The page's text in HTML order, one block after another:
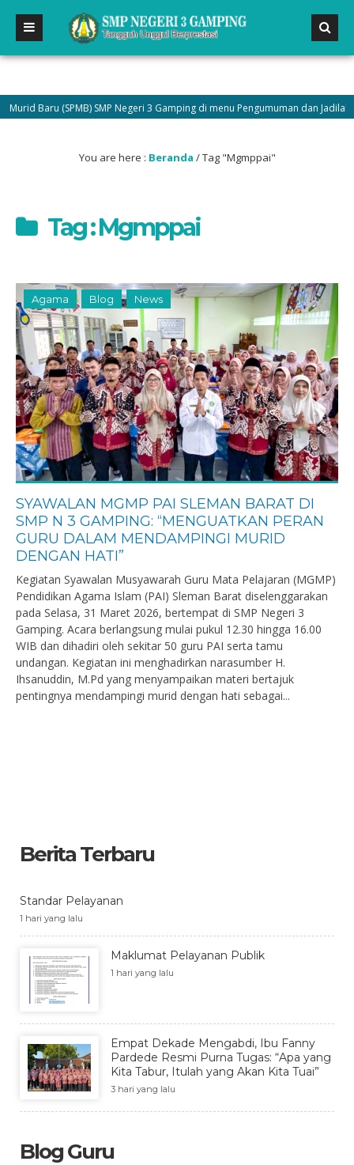
Baru (SPMB) SMP Negeri 3 Gamping di menu Pengumuman dan Jadilah
You are here : Beranda /Tag "Mgmppai"
Tag : Mgmppai
Agama Blog News
SYAWALAN MGMP PAI SLEMAN BARAT DI
SMP N 3 GAMPING: “MENGUATKAN PERAN
GURU DALAM MENDAMPINGI MURID
DENGAN HATI”
Kegiatan Syawalan Musyawarah Guru Mata Pelajaran (MGMP)
Pendidikan Agama Islam (PAI) Sleman Barat diselenggarakan
pada Selasa, 31 Maret 2026, bertempat di SMP Negeri 3
Gamping. Acara berlangsung mulai pukul 12.30 hingga 16.00
WIB dan dihadiri oleh sekitar 50 guru PAI serta tamu
undangan. Kegiatan ini menghadirkan narasumber H.
Ihsanuddin, M.Pd yang menyampaikan materi bertajuk
pentingnya mendampingi murid dengan hati sebagai...
Berita Terbaru
Standar Pelayanan
1 hari yang lalu
Maklumat Pelayanan Publik
1 hari yang lalu
Empat Dekade Mengabdi, Ibu Fanny
Pardede Resmi Purna Tugas: “Apa yang
Kita Tabur, Itulah yang Akan Kita Tuai”
3 hari yang lalu
Blog Guru